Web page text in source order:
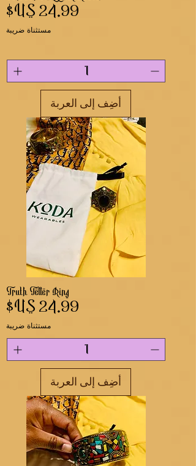
السعر
مستثناة ضريبة
أضِف إلى العربة
Truth Teller Ring
السعر
مستثناة ضريبة
أضِف إلى العربة